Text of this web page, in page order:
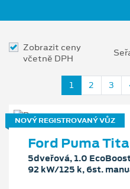
Zobrazit ceny
včetně DPH
1 2 3
NOVÝ REGISTROVANÝ VŮZ
Ford Puma
5dveřová, 1.0
92 kW/125 k, 6st.